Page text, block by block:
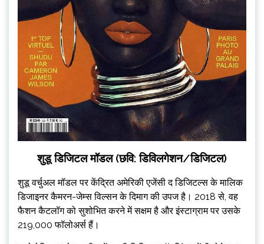
शुडू डिजिटल मॉडल (छवि: डिविलगेशन/डिजिटल)
शुडू वर्चुअल मॉडल पर केंद्रित अमेरिकी एजेंसी द डिजिटल्स के मालिक
डिजाइनर कैमरन-जेम्स विल्सन के दिमाग की उपज है। 2018 से, वह
फैशन कैटलॉग को सुशोभित करने में सक्षम है और इंस्टाग्राम पर उसके
219,000 फॉलोअर्स हैं।